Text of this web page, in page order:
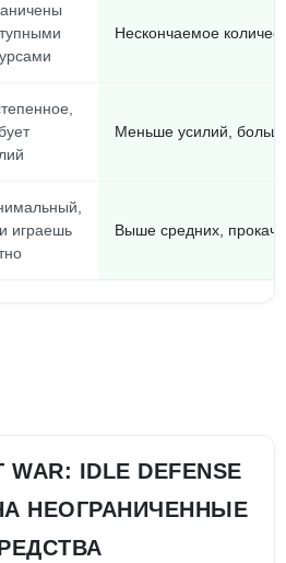
Нескончаемое
Меньше усилий,
играешь
Выше средних,
IDLE DEFENSE
НЕОГРАНИЧЕННЫЕ